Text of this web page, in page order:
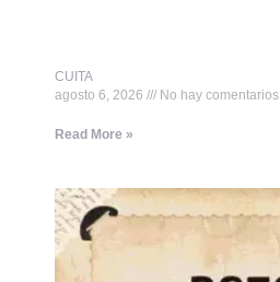
CUITA
agosto 6, 2026
No hay comentarios
Read More »